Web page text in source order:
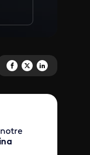
Partagez 'Quand la musique
Partagez 'Quand la
Partagez 'Quand